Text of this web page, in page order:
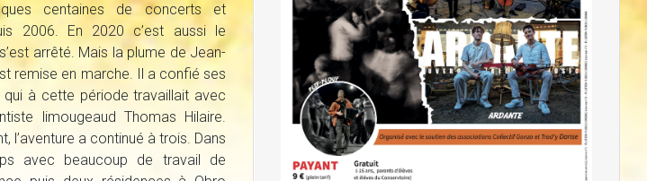
centaines de concerts et
2006. En 2020 c’est aussi le
arrêté. Mais la plume de Jean-
remise en marche. Il a confié ses
qui à cette période travaillait avec
limougeaud Thomas Hilaire.
l’aventure a continué à trois. Dans
avec beaucoup de travail de